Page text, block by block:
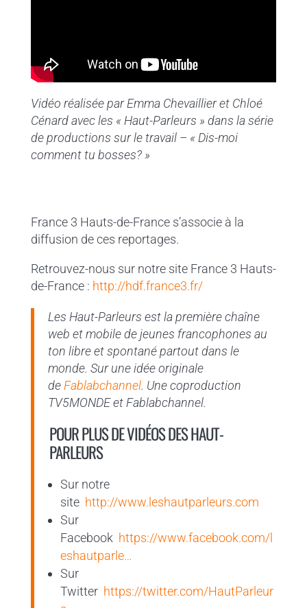
Vidéo réalisée par Emma Chevaillier et Chloé
Cénard avec les « Haut-Parleurs » dans la série
de productions sur le travail – « Dis-moi
comment tu bosses? »
France 3 Hauts-de-France s’associe à la
diffusion de ces reportages.
Retrouvez-nous sur notre site France 3 Hauts-
de-France : http://hdf.france3.fr/
Les Haut-Parleurs est la première chaîne
web et mobile de jeunes francophones au
ton libre et spontané partout dans le
monde. Sur une idée originale
de Fablabchannel. Une coproduction
TV5MONDE et Fablabchannel.
POUR PLUS DE VIDÉOS DES HAUT-
PARLEURS
Sur notre
site http://www.leshautparleurs.com
Sur
Facebook https://www.facebook.com/l
eshautparle…
Sur
Twitter https://twitter.com/HautParleur